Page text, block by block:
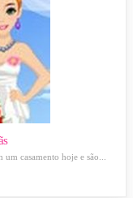
um casamento hoje e são...